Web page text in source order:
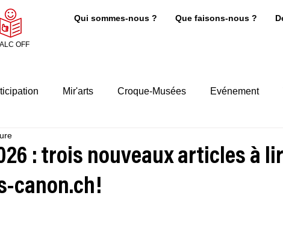
OFF
Qui sommes-nous ? Que faisons-nous ?
Mir'arts Croque-Musées Evénement
: trois nouveaux articles à
canon.ch!